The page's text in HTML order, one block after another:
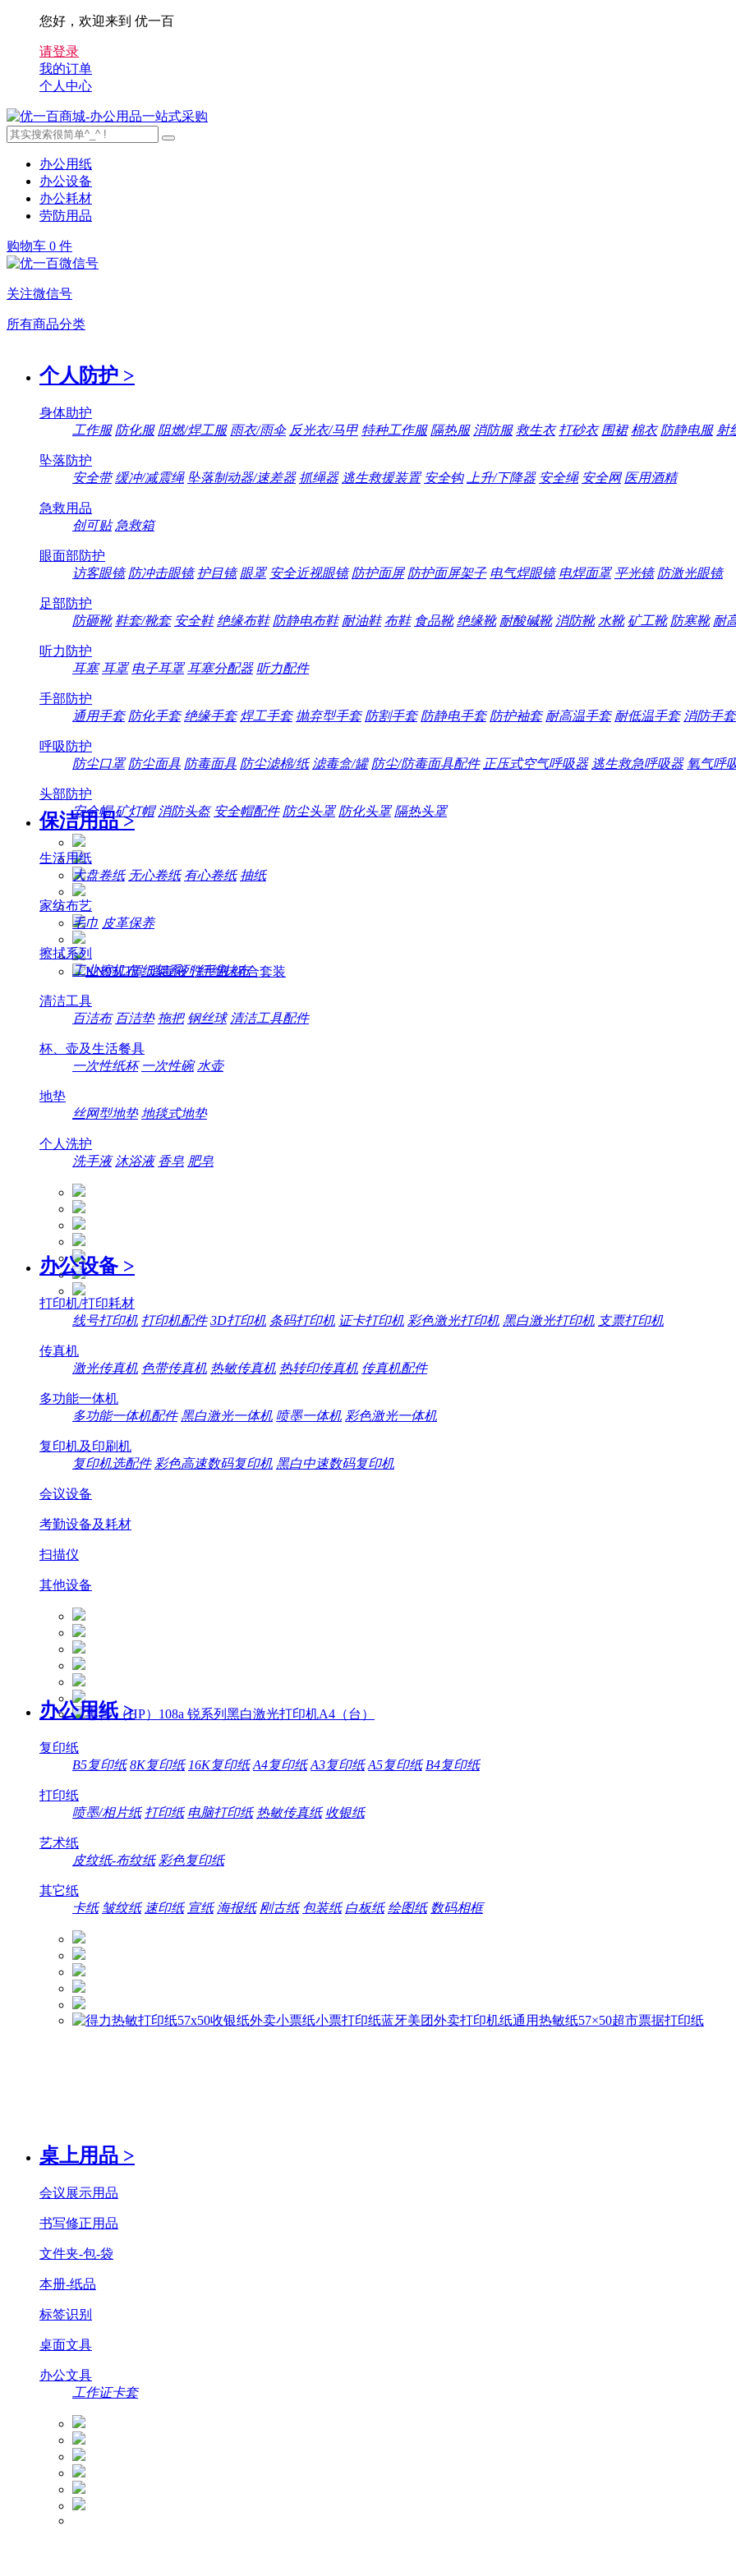
您好，欢迎来到 优一百
请登录
我的订单
个人中心
办公用纸
办公设备
办公耗材
劳防用品
购物车 0 件
关注微信号
所有商品分类
个人防护 >
身体助护
工作服 防化服 阻燃/焊工服 雨衣/雨伞 反光衣/马甲 特种工作服 隔热服 消防服 救生衣 打砂衣 围裙 棉衣 防静电服 射
坠落防护
安全带 缓冲/减震绳 坠落制动器/速差器 抓绳器 逃生救援装置 安全钩 上升/下降器 安全绳 安全网 医用酒精
急救用品
创可贴 急救箱
眼面部防护
访客眼镜 防冲击眼镜 护目镜 眼罩 安全近视眼镜 防护面屏 防护面屏架子 电气焊眼镜 电焊面罩 平光镜 防激光眼镜
足部防护
防砸靴 鞋套/靴套 安全鞋 绝缘布鞋 防静电布鞋 耐油鞋 布鞋 食品靴 绝缘靴 耐酸碱靴 消防靴 水靴 矿工靴 防寒靴 耐
听力防护
耳塞 耳罩 电子耳罩 耳塞分配器 听力配件
手部防护
通用手套 防化手套 绝缘手套 焊工手套 抛弃型手套 防割手套 防静电手套 防护袖套 耐高温手套 耐低温手套 消防手套
呼吸防护
防尘口罩 防尘面具 防毒面具 防尘滤棉/纸 滤毒盒/罐 防尘/防毒面具配件 正压式空气呼吸器 逃生救急呼吸器 氧气呼
头部防护
安全帽 矿灯帽 消防头盔 安全帽配件 防尘头罩 防化头罩 隔热头罩
保洁用品 >
生活用纸
大盘卷纸 无心卷纸 有心卷纸 抽纸
家纺布艺
毛巾 皮革保养
擦拭系列
工业擦机布 纸架系列 纤维抹布
清洁工具
百洁布 百洁垫 拖把 钢丝球 清洁工具配件
杯、壶及生活餐具
一次性纸杯 一次性碗 水壶
地垫
丝网型地垫 地毯式地垫
个人洗护
洗手液 沐浴液 香皂 肥皂
办公设备 >
打印机/打印耗材
线号打印机 打印机配件 3D打印机 条码打印机 证卡打印机 彩色激光打印机 黑白激光打印机 支票打印机
传真机
激光传真机 色带传真机 热敏传真机 热转印传真机 传真机配件
多功能一体机
多功能一体机配件 黑白激光一体机 喷墨一体机 彩色激光一体机
复印机及印刷机
复印机选配件 彩色高速数码复印机 黑白中速数码复印机
会议设备
考勤设备及耗材
扫描仪
其他设备
办公用纸 >
复印纸
B5复印纸 8K复印纸 16K复印纸 A4复印纸 A3复印纸 A5复印纸 B4复印纸
打印纸
喷墨/相片纸 打印纸 电脑打印纸 热敏传真纸 收银纸
艺术纸
皮纹纸-布纹纸 彩色复印纸
其它纸
卡纸 皱纹纸 速印纸 宣纸 海报纸 刚古纸 包装纸 白板纸 绘图纸 数码相框
桌上用品 >
会议展示用品
书写修正用品
文件夹-包-袋
本册-纸品
标签识别
桌面文具
办公文具
工作证卡套